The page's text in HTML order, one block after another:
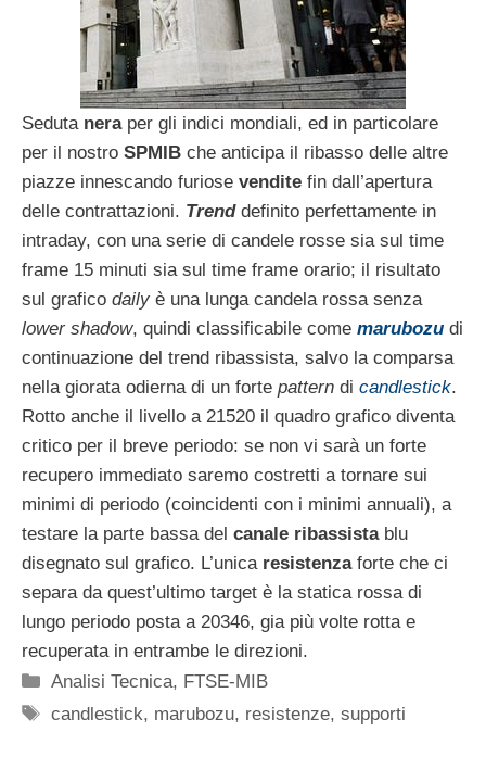
Seduta neraper gli indici mondiali, ed in particolare
per il nostro SPMIB che anticipa il ribasso delle altre
piazze innescando furiose vendite fin dall’apertura
delle contrattazioni. Trenddefinito perfettamente in
intraday, con una serie di candele rosse sia sul time
frame 15 minuti sia sul time frame orario; il risultato
sul grafico daily è una lunga candela rossa senza
lower shadow, quindi classificabile come marubozu di
continuazione del trend ribassista, salvo la comparsa
nella giorata odierna di un forte pattern di candlestick.
Rotto anche il livello a 21520 il quadro grafico diventa
critico per il breve periodo: se non vi sarà un forte
recupero immediato saremo costretti a tornare sui
minimi di periodo (coincidenti con i minimi annuali), a
testare la parte bassa del canale ribassistablu
disegnato sul grafico. L’unica resistenzaforte che ci
separa da quest’ultimo target è la statica rossa di
lungo periodo posta a 20346, gia più volte rotta e
recuperata in entrambe le direzioni.
Categorie
Analisi Tecnica, FTSE-MIB
Tag
candlestick, marubozu, resistenze,supporti